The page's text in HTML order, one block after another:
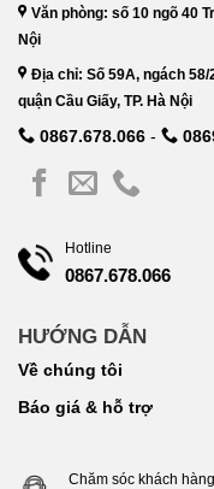
Văn phòng: số 10 ngõ 40
Nội
Địa chỉ: Số 59A, ngách
quận Cầu Giấy, TP. Hà Nội
0867.678.066 -
Hotline
0867.678.066
HƯỚNG DẪN
Về chúng tôi
Báo giá & hỗ trợ
Chăm sóc khách hàng